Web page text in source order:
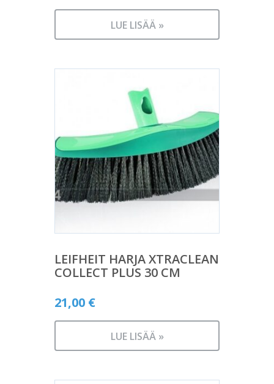
LUE LISÄÄ »
LEIFHEIT HARJA XTRACLEAN
COLLECT PLUS 30 CM
21,00 €
LUE LISÄÄ »